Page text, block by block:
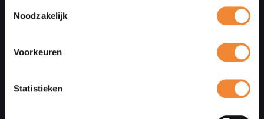
ze hebben verzameld op basis van uw gebruik van hun
services. Met de schuifknoppen in deze cookiebanner
kunt u aangeven of u bezwaar heeft tegen de inzet van
van bepaalde cookies. Toestemming kunt u altijd weer
Via de knop Details tonen hieronder leest u meer over het
gebruik van cookies door Ploum. Verdere informatie over
Noodzakelijk
Voorkeuren
Statistieken